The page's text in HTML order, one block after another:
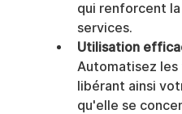
qui renforcent
services.
Utilisation
Automatisez
libérant ainsi
qu'elle se